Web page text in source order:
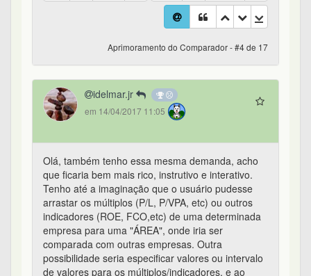
Aprimoramento do Comparador - #4 de 17
idelmar.jr
em 14/04/2017 11:05
Olá, também tenho essa mesma demanda, acho
que ficaria bem mais rico, instrutivo e interativo.
Tenho até a imaginação que o usuário pudesse
arrastar os múltiplos (P/L, P/VPA, etc) ou outros
indicadores (ROE, FCO,etc) de uma determinada
empresa para uma "ÁREA", onde iria ser
comparada com outras empresas. Outra
possibilidade seria especificar valores ou intervalo
de valores para os múltiplos/indicadores, e ao